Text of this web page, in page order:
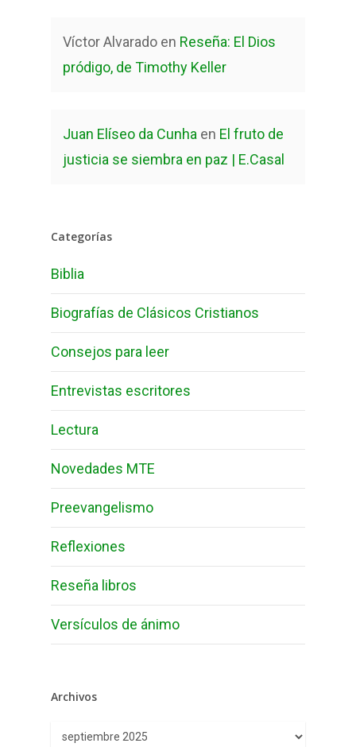
Víctor Alvarado en Reseña: El Dios
pródigo, de Timothy Keller
Juan Elíseo da Cunha en El fruto de
justicia se siembra en paz | E.Casal
Categorías
Biblia
Biografías de Clásicos Cristianos
Consejos para leer
Entrevistas escritores
Lectura
Novedades MTE
Preevangelismo
Reflexiones
Reseña libros
Versículos de ánimo
Archivos
Archivos